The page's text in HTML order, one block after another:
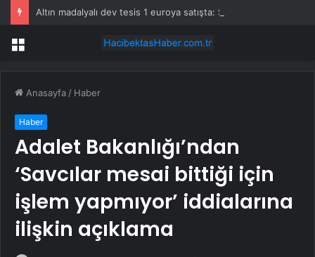
Menü
Anasayfa / Haber
Haber
Adalet Bakanlığı’ndan
‘Savcılar mesai bittiği için
işlem yapmıyor’ iddialarına
ilişkin açıklama